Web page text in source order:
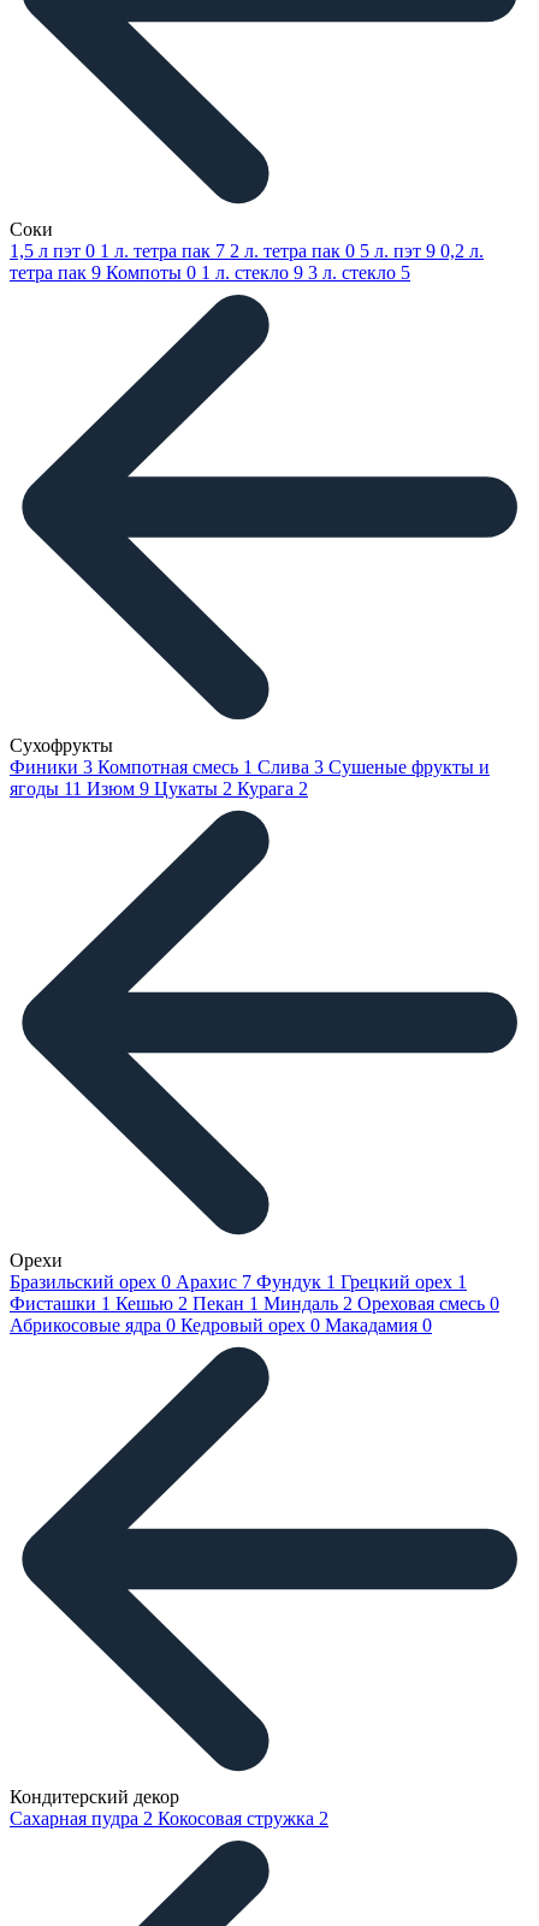
Соки
1,5 л пэт 0 1 л. тетра пак 7 2 л. тетра пак 0 5 л. пэт 9 0,2 л.
тетра пак 9 Компоты 0 1 л. стекло 9 3 л. стекло 5
Сухофрукты
Финики 3 Компотная смесь 1 Слива 3 Сушеные фрукты и
ягоды 11 Изюм 9 Цукаты 2 Курага 2
Орехи
Бразильский орех 0 Арахис 7 Фундук 1 Грецкий орех 1
Фисташки 1 Кешью 2 Пекан 1 Миндаль 2 Ореховая смесь 0
Абрикосовые ядра 0 Кедровый орех 0 Макадамия 0
Кондитерский декор
Сахарная пудра 2 Кокосовая стружка 2